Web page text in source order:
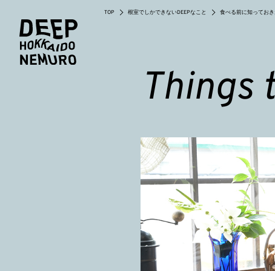
TOP 根室でしかできないDEEPなこと 食べる前に知ってお
Things